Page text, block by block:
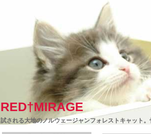
RED†MIRAGE
試される大地のノルウェージャンフォレストキャット